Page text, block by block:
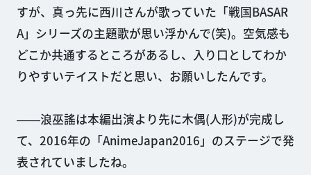
すが、真っ先に西川さんが歌っていた「戦国BASAR
A」シリーズの主題歌が思い浮かんで(笑)。空気感も
どこか共通するところがあるし、入り口としてわか
りやすいテイストだと思い、お願いしたんです。
――浪巫謠は本編出演より先に木偶(人形)が完成し
て、2016年の「AnimeJapan2016」のステージで発
表されていましたね。